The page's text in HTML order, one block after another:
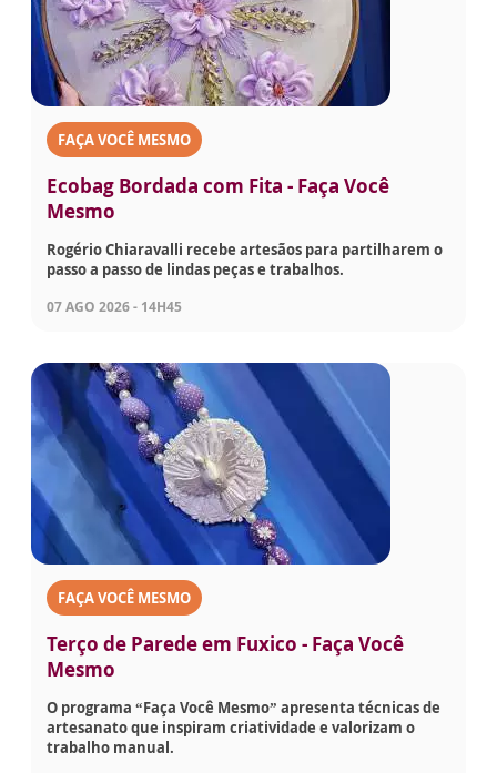
FAÇA VOCÊ MESMO
Ecobag Bordada com Fita - Faça Você
Mesmo
Rogério Chiaravalli recebe artesãos para partilharem o
passo a passo de lindas peças e trabalhos.
07 AGO 2026 - 14H45
FAÇA VOCÊ MESMO
Terço de Parede em Fuxico - Faça Você
Mesmo
O programa “Faça Você Mesmo” apresenta técnicas de
artesanato que inspiram criatividade e valorizam o
trabalho manual.